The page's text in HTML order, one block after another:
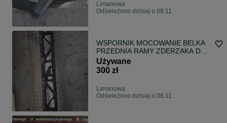
Limanowa
Odświeżono dzisiaj o 08:11
WSPORNIK MOCOWANIE BELKA
PRZEDNIA RAMY ZDERZAKA DAF
CF 400 XF 106 EURO 6
Używane
300 zł
Limanowa
Odświeżono dzisiaj o 08:11